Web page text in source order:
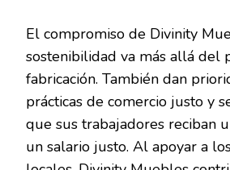
El compromiso de Divinity
sostenibilidad va más allá del
fabricación. También dan
prácticas de comercio justo y
que sus trabajadores reciban
un salario justo. Al apoyar a